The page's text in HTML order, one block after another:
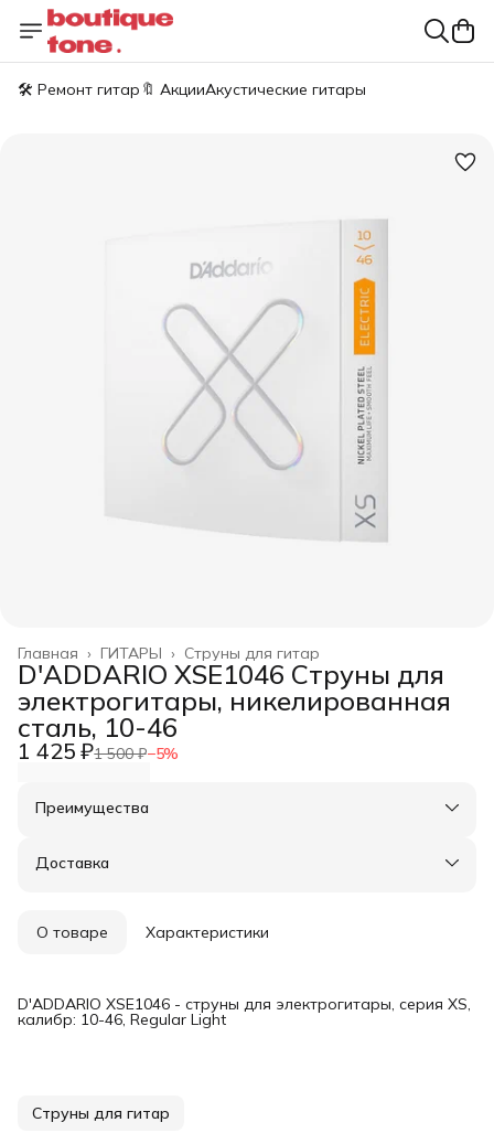
🛠️ Ремонт гитар 🔖 АкцииАкустические гитары
Струны для гитар
ГИТАРЫ ›
Главная ›
D'ADDARIO XSE1046 Струны для
электрогитары, никелированная
сталь, 10-46
1 425 ₽1 500 ₽−5%
Преимущества
Оплата частями в Сплит
Удобный возврат
Доставка
О товаре Характеристики
D'ADDARIO XSE1046 - струны для электрогитары, серия XS,
калибр: 10-46, Regular Light
Струны для гитар